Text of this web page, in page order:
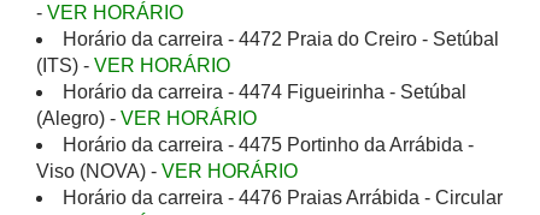
- VER HORÁRIO
Horário da carreira - 4472 Praia do Creiro - Setúbal
(ITS) - VER HORÁRIO
Horário da carreira - 4474 Figueirinha - Setúbal
(Alegro) - VER HORÁRIO
Horário da carreira - 4475 Portinho da Arrábida -
Viso (NOVA) - VER HORÁRIO
Horário da carreira - 4476 Praias Arrábida - Circular